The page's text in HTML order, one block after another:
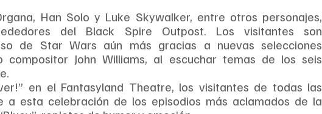
Han Solo y Luke Skywalker, entre otros personajes,
del Black Spire Outpost. Los visitantes son
de Star Wars aún más gracias a nuevas selecciones
compositor John Williams, al escuchar temas de los seis
en el Fantasyland Theatre, los visitantes de todas las
a esta celebración de los episodios más aclamados de la